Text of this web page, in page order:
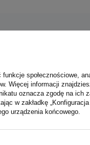
sprawdzać
przechowywać w
się udusić. Zachować
gorącej wodzie na 5
społecznościowe,
Więcej informacji
oznacza zgodę na ich
w zakładkę
urządzenia końcowego.